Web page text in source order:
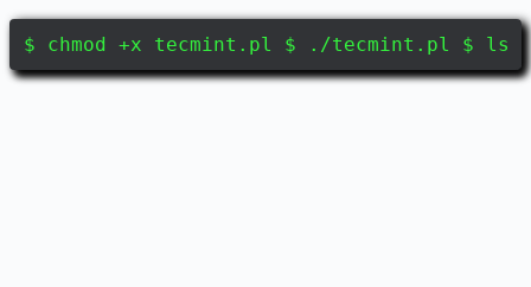
$ chmod +x tecmint.pl $ ./tecmint.pl $ ls